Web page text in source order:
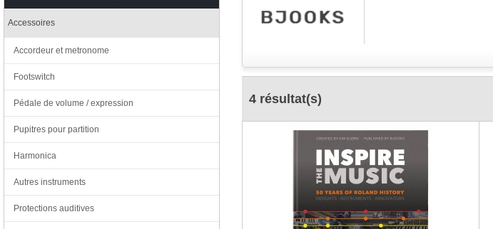
4 résultat(s)
Accessoires
Accordeur et metronome
Footswitch
Pédale de volume / expression
Pupitres pour partition
Harmonica
Autres instruments
Protections auditives